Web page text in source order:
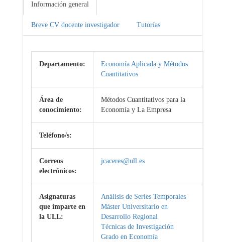
Información general
Breve CV docente investigador Tutorías
Departamento:
Economía Aplicada y Métodos
Cuantitativos
Área de
conocimiento:
Métodos Cuantitativos para la
Economía y La Empresa
Teléfono/s:
Correos
electrónicos:
jcaceres@ull.es
Asignaturas
que imparte en
la ULL:
Análisis de Series Temporales
Máster Universitario en
Desarrollo Regional
Técnicas de Investigación
Grado en Economía